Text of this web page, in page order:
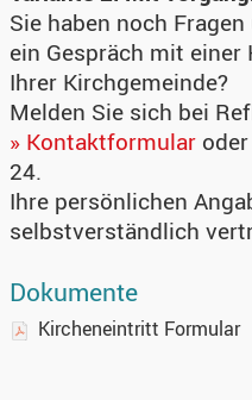
Sie haben noch
ein Gespräch mit
Ihrer Kirchgemeinde?
Melden Sie sich bei
» Kontaktformular
24.
Ihre persönlichen
selbstverständlich
Dokumente
Kircheneintritt Formular